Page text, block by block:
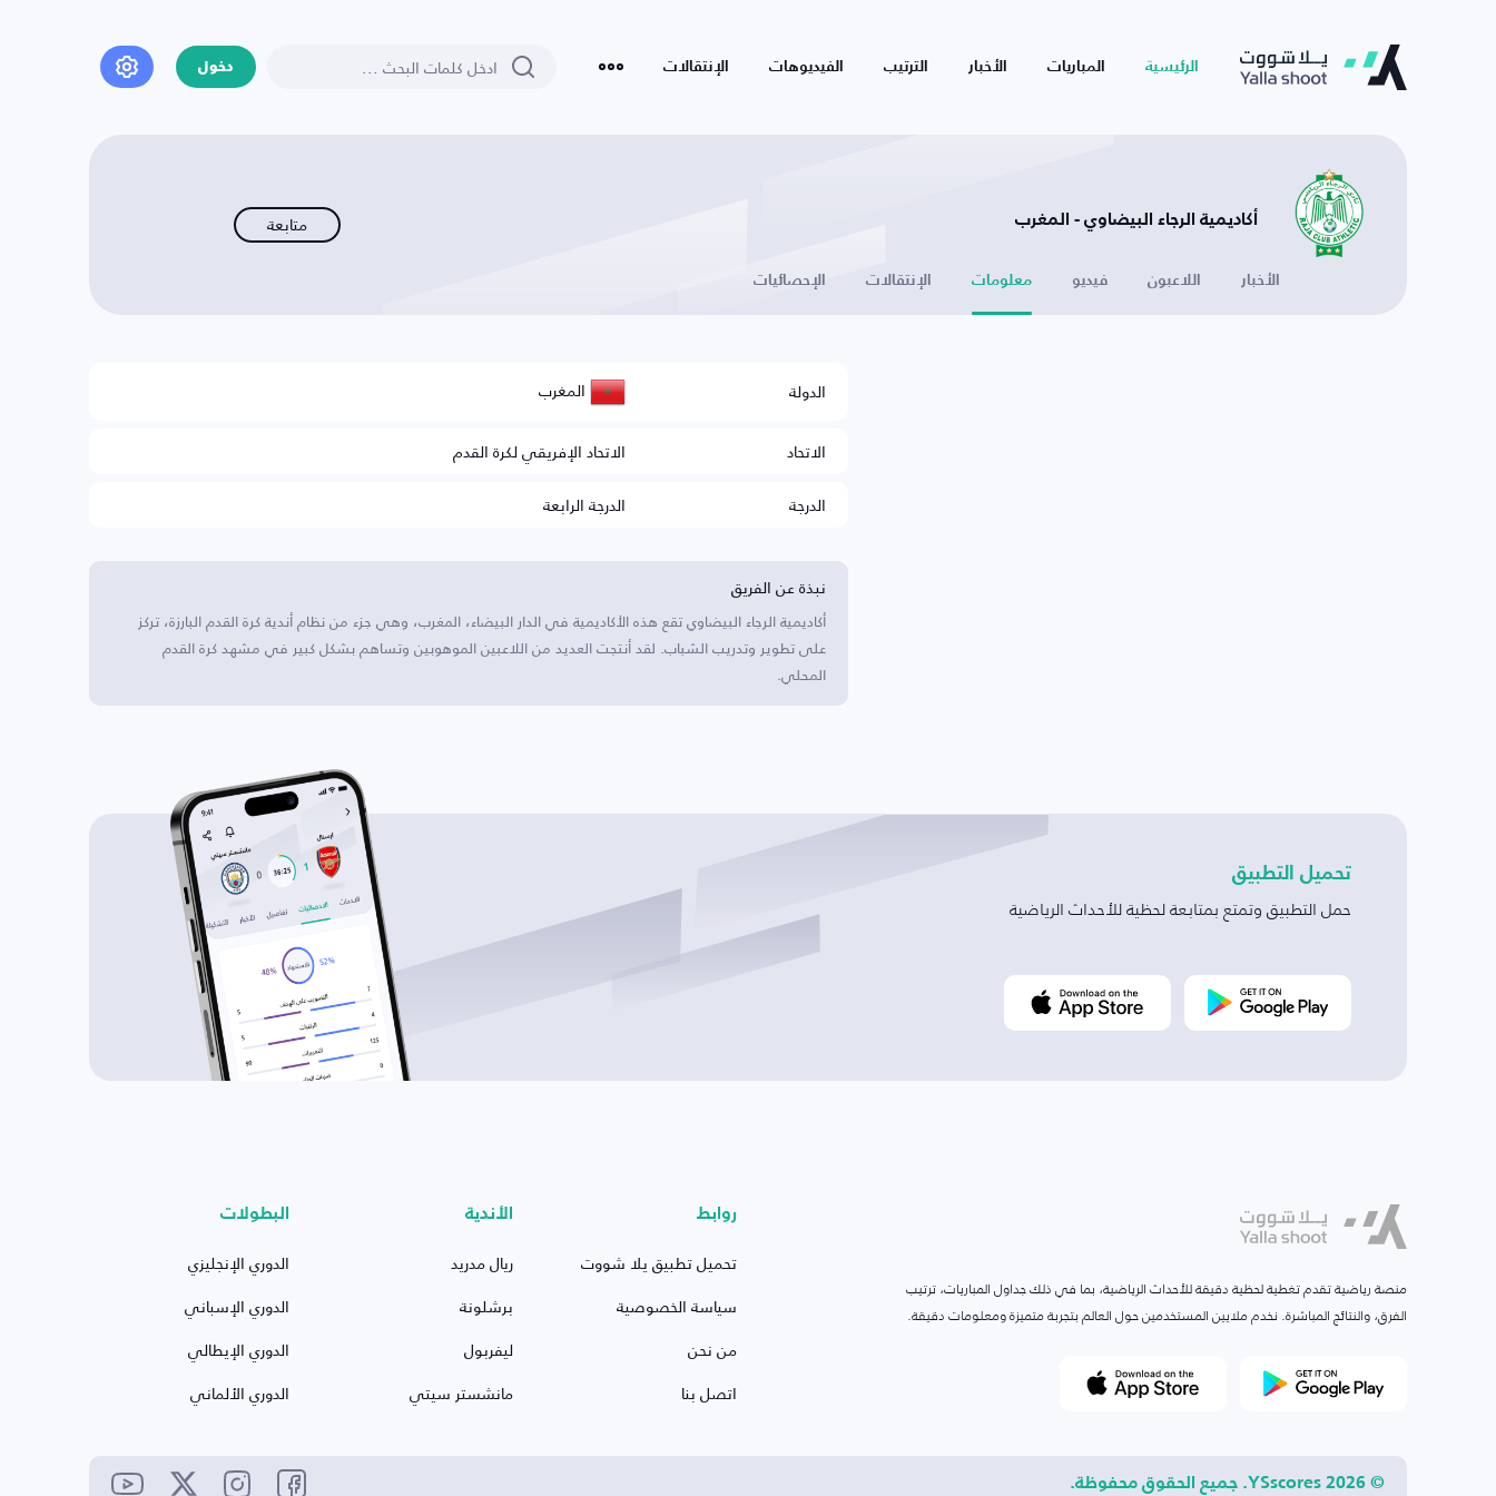
الرئيسية المباريات الأخبار الترتيب الفيديوهات الإنتقالات دخول
أكاديمية الرجاء البيضاوي - المغرب متابعة
الأخبار اللاعبون فيديو معلومات الإنتقالات الإحصائيات
الدولة المغرب
الاتحاد
الاتحاد الإفريقي لكرة القدم
الدرجة
الدرجة الرابعة
نبذة عن الفريق
أكاديمية الرجاء البيضاوي تقع هذه الأكاديمية في الدار البيضاء، المغرب، وهي جزء من نظام أندية كرة القدم البارزة، تركز
على تطوير وتدريب الشباب. لقد أنتجت العديد من اللاعبين الموهوبين وتساهم بشكل كبير في مشهد كرة القدم
المحلي.
تحميل التطبيق
حمل التطبيق وتمتع بمتابعة لحظية للأحداث الرياضية
منصة رياضية تقدم تغطية لحظية دقيقة للأحداث الرياضية، بما في ذلك جداول المباريات، ترتيب
الفرق، والنتائج المباشرة. نخدم ملايين المستخدمين حول العالم بتجربة متميزة ومعلومات دقيقة.
روابط
تحميل تطبيق يلا شووت
سياسة الخصوصية
من نحن
اتصل بنا
الأندية
ريال مدريد
برشلونة
ليفربول
مانشستر سيتي
البطولات
الدوري الإنجليزي
الدوري الإسباني
الدوري الإيطالي
الدوري الألماني
© 2026 YSscores. جميع الحقوق محفوظة.